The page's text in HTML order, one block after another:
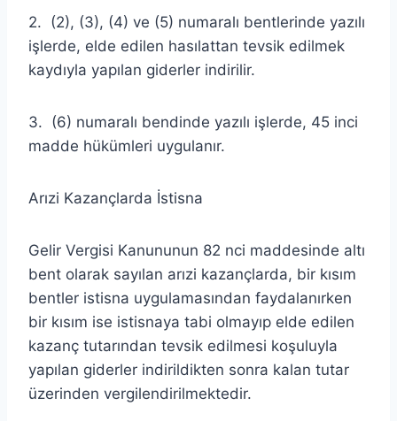
2. (2), (3), (4) ve (5) numaralı bentlerinde yazılı
işlerde, elde edilen hasılattan tevsik edilmek
kaydıyla yapılan giderler indirilir.
3. (6) numaralı bendinde yazılı işlerde, 45 inci
madde hükümleri uygulanır.
Arızi Kazançlarda İstisna
Gelir Vergisi Kanununun 82 nci maddesinde altı
bent olarak sayılan arızi kazançlarda, bir kısım
bentler istisna uygulamasından faydalanırken
bir kısım ise istisnaya tabi olmayıp elde edilen
kazanç tutarından tevsik edilmesi koşuluyla
yapılan giderler indirildikten sonra kalan tutar
üzerinden vergilendirilmektedir.